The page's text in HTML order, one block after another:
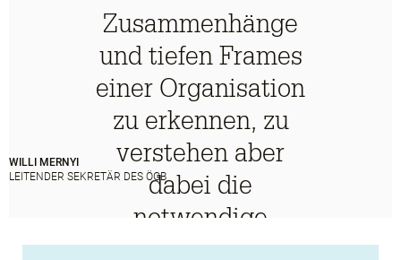
Zusammenhänge
und tiefen Frames
einer Organisation
zu erkennen, zu
verstehen aber
dabei die
notwendige
kritische
WILLI MERNYI
LEITENDER SEKRETÄR DES ÖGB